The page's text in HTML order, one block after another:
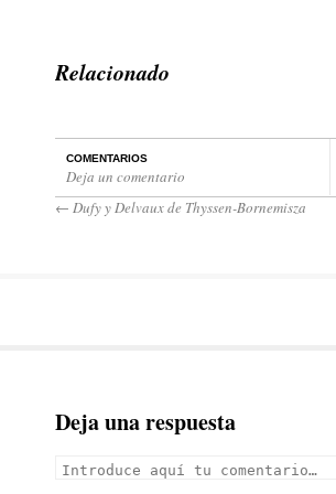
Relacionado
COMENTARIOS
Deja un comentario
← Dufy y Delvaux de Thyssen-Bornemisza
Deja una respuesta